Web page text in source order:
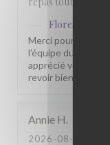
Flores'sens
Merci pour votre
l’équipe du
apprécié votre
revoir bientôt pour
Annie H
2026-08-02
-